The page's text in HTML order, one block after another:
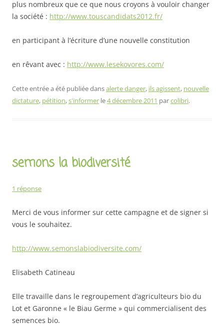
plus nombreux que ce que nous croyons à vouloir changer
la société : http://www.touscandidats2012.fr/
en participant à l’écriture d’une nouvelle constitution
en rêvant avec : http://www.lesekovores.com/
Cette entrée a été publiée dansalerte danger, ils agissent, nouvelle
dictature, pétition,s'informer le4 décembre 2011 parcolibri.
semons la biodiversité
1 réponse
Merci de vous informer sur cette campagne et de signer si
vous le souhaitez.
http://www.semonslabiodiversite.com/
Elisabeth Catineau
Elle travaille dans le regroupement d’agriculteurs bio du
Lot et Garonne « le Biau Germe » qui commercialisent des
semences bio.